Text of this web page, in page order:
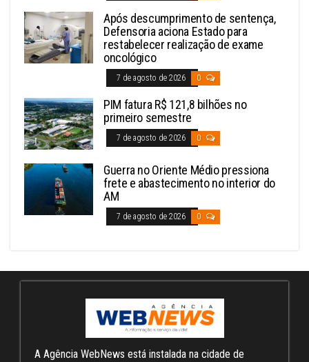
Após descumprimento de sentença,
Defensoria aciona Estado para
restabelecer realização de exame
oncológico
7 de agosto de 2026 0
PIM fatura R$ 121,8 bilhões no
primeiro semestre
7 de agosto de 2026 0
Guerra no Oriente Médio pressiona
frete e abastecimento no interior do
AM
7 de agosto de 2026 0
A Agência WebNews está instalada na cidade de